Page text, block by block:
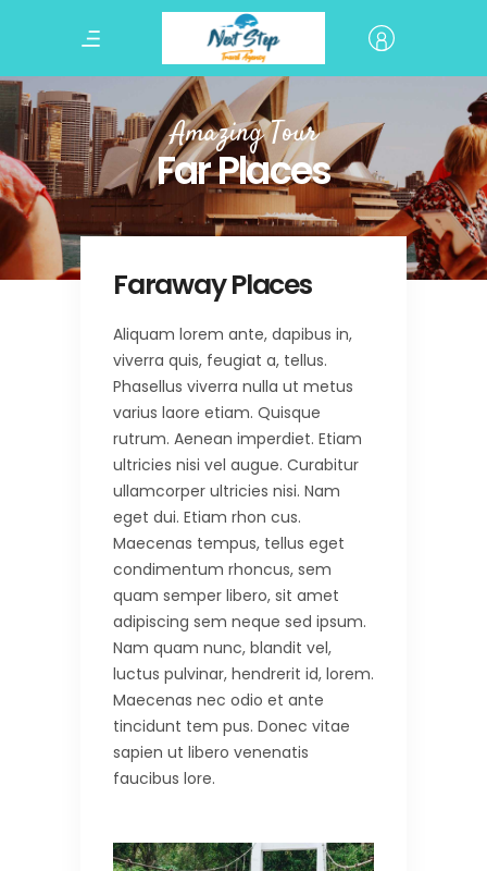
Amazing Tour
Far Places
Faraway Places
Aliquam lorem ante, dapibus in,
viverra quis, feugiat a, tellus.
Phasellus viverra nulla ut metus
varius laore etiam. Quisque
rutrum. Aenean imperdiet. Etiam
ultricies nisi vel augue. Curabitur
ullamcorper ultricies nisi. Nam
eget dui. Etiam rhon cus.
Maecenas tempus, tellus eget
condimentum rhoncus, sem
quam semper libero, sit amet
adipiscing sem neque sed ipsum.
Nam quam nunc, blandit vel,
luctus pulvinar, hendrerit id, lorem.
Maecenas nec odio et ante
tincidunt tem pus. Donec vitae
sapien ut libero venenatis
faucibus lore.